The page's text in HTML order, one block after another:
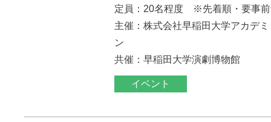
定員：20名程度 ※先着順・要事前
主催：株式会社早稲田大学アカデ
ン
共催：早稲田大学演劇博物館
イベント